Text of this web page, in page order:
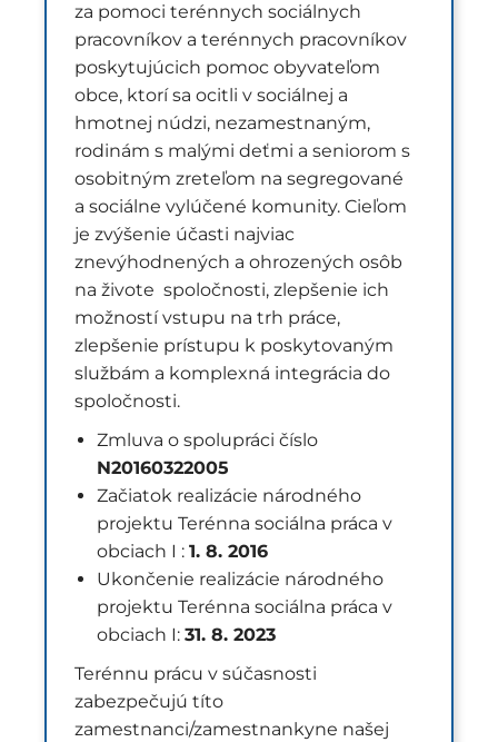
za pomoci terénnych sociálnych
pracovníkov a terénnych pracovníkov
poskytujúcich pomoc obyvateľom
obce, ktorí sa ocitli v sociálnej a
hmotnej núdzi, nezamestnaným,
rodinám s malými deťmi a seniorom s
osobitným zreteľom na segregované
a sociálne vylúčené komunity. Cieľom
je zvýšenie účasti najviac
znevýhodnených a ohrozených osôb
na živote spoločnosti, zlepšenie ich
možností vstupu na trh práce,
zlepšenie prístupu k poskytovaným
službám a komplexná integrácia do
spoločnosti.
Zmluva o spolupráci číslo
N20160322005
Začiatok realizácie národného
projektu Terénna sociálna práca v
obciach I : 1. 8. 2016
Ukončenie realizácie národného
projektu Terénna sociálna práca v
obciach I: 31. 8. 2023
Terénnu prácu v súčasnosti
zabezpečujú títo
zamestnanci/zamestnankyne našej